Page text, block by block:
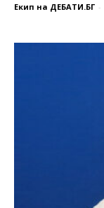
Екип на ДЕБАТИ.БГ -